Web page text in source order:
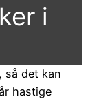
i
så det kan
hastige